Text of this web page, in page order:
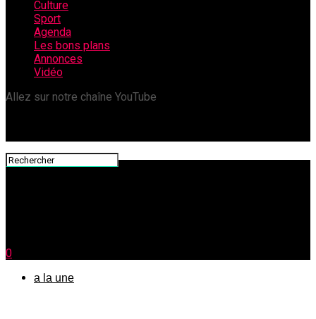
Culture
Sport
Agenda
Les bons plans
Annonces
Vidéo
Allez sur notre chaîne YouTube
0
a la une